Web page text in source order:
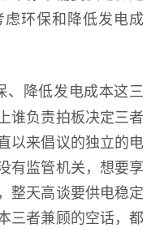
环保和降低发电成
、降低发电成本这三
谁负责拍板决定三者
以来倡议的独立的电
有监管机关，想要享
整天高谈要供电稳定
三者兼顾的空话，都